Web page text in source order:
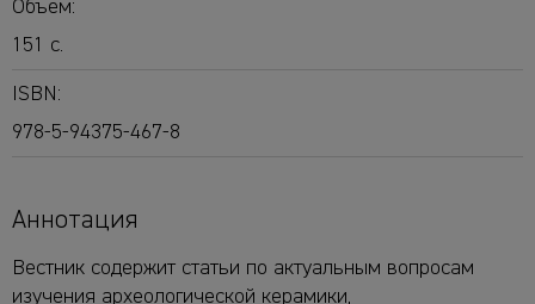
Объем:
151 с.
ISBN:
978-5-94375-467-8
Аннотация
Вестник содержит статьи по актуальным вопросам
изучения археологической керамики,